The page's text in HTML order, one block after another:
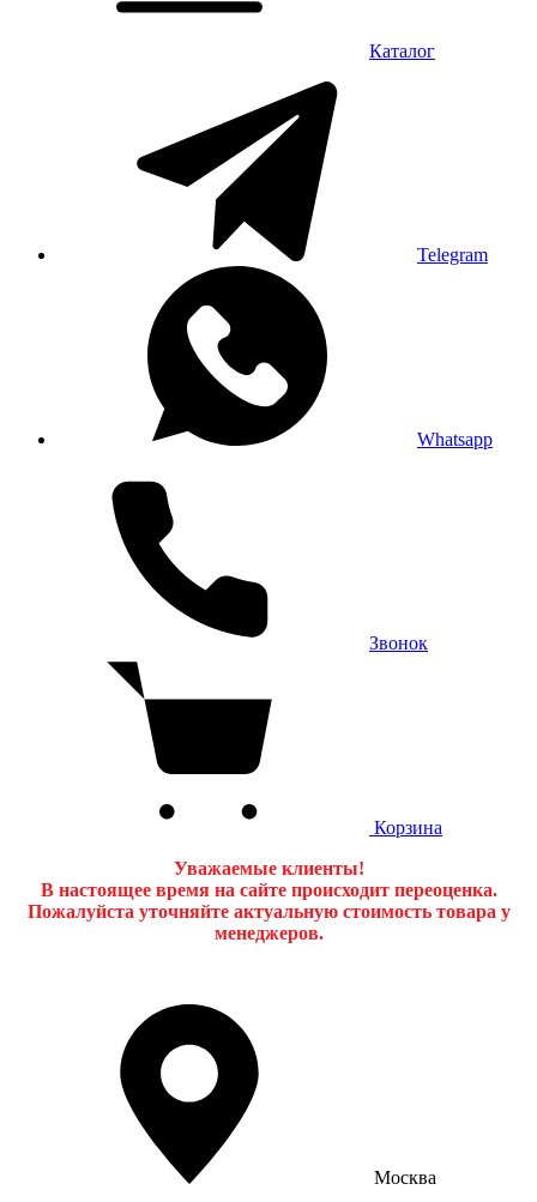
Каталог
Telegram
Whatsapp
Звонок
Корзина
Уважаемые клиенты!
В настоящее время на сайте происходит переоценка.
Пожалуйста уточняйте актуальную стоимость товара у
менеджеров.
Москва